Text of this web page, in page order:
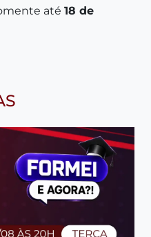
até18 de